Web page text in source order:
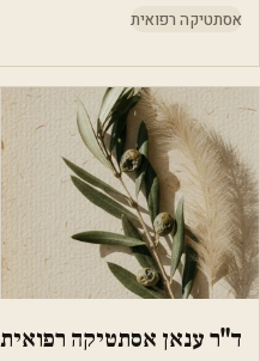
אסתטיקה רפואית
ד"ר ענאן אסתטיקה רפואית